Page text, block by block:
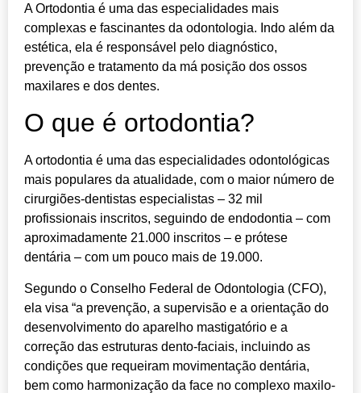
A Ortodontia é uma das especialidades mais
complexas e fascinantes da odontologia. Indo além da
estética, ela é responsável pelo diagnóstico,
prevenção e tratamento da má posição dos ossos
maxilares e dos dentes.
O que é ortodontia?
A ortodontia é uma das especialidades odontológicas
mais populares da atualidade, com o maior número de
cirurgiões-dentistas especialistas – 32 mil
profissionais inscritos, seguindo de endodontia – com
aproximadamente 21.000 inscritos – e prótese
dentária – com um pouco mais de 19.000.
Segundo o Conselho Federal de Odontologia (CFO),
ela visa “a prevenção, a supervisão e a orientação do
desenvolvimento do aparelho mastigatório e a
correção das estruturas dento-faciais, incluindo as
condições que requeiram movimentação dentária,
bem como harmonização da face no complexo maxilo-